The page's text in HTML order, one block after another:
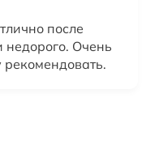
после
недорого. Очень